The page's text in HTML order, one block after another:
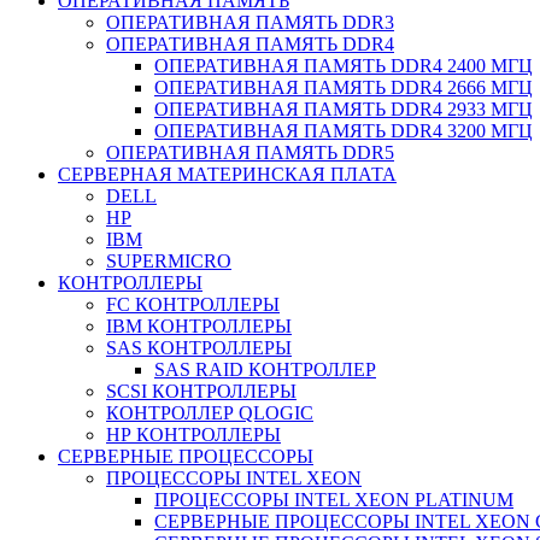
ОПЕРАТИВНАЯ ПАМЯТЬ DDR3
ОПЕРАТИВНАЯ ПАМЯТЬ DDR4
ОПЕРАТИВНАЯ ПАМЯТЬ DDR4 2400 МГЦ
ОПЕРАТИВНАЯ ПАМЯТЬ DDR4 2666 МГЦ
ОПЕРАТИВНАЯ ПАМЯТЬ DDR4 2933 МГЦ
ОПЕРАТИВНАЯ ПАМЯТЬ DDR4 3200 МГЦ
ОПЕРАТИВНАЯ ПАМЯТЬ DDR5
СЕРВЕРНАЯ МАТЕРИНСКАЯ ПЛАТА
DELL
HP
IBM
SUPERMICRO
КОНТРОЛЛЕРЫ
FC КОНТРОЛЛЕРЫ
IBM КОНТРОЛЛЕРЫ
SAS КОНТРОЛЛЕРЫ
SAS RAID КОНТРОЛЛЕР
SCSI КОНТРОЛЛЕРЫ
КОНТРОЛЛЕР QLOGIC
НР КОНТРОЛЛЕРЫ
СЕРВЕРНЫЕ ПРОЦЕССОРЫ
ПРОЦЕССОРЫ INTEL XEON
ПРОЦЕССОРЫ INTEL XEON PLATINUM
СЕРВЕРНЫЕ ПРОЦЕССОРЫ INTEL XEON